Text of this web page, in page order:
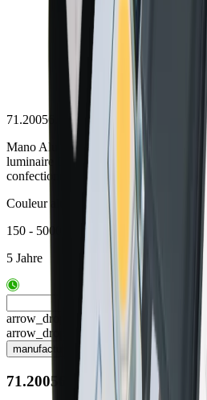
71.20056.50
Mano Alu
luminaire LED
confectionné sur mesure
Couleur alu
150 - 5000 mm
5 Jahre
arrow_drop_up
arrow_drop_down
manufacturing
71.20056.50